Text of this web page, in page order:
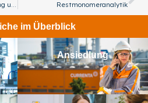
Verkauf von Arbeitsbekleidung und persönlicher Schutzausrüstung (PSA) Restmonomeranalytik
im Überblick
Ansiedlung